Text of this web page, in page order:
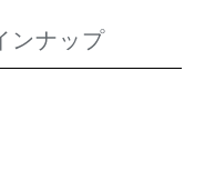
ンナップ